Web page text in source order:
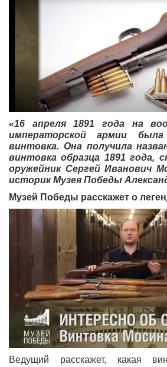
«16 апреля 1891 года на
императорской армии
винтовка. Она получила
винтовка образца 1891 года,
оружейник Сергей Иванович
историк Музея Победы
Музей Победы расскажет о
Ведущий расскажет, какая